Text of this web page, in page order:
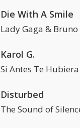
Die With A Smile
Lady Gaga &
Karol G.
Si Antes Te
Disturbed
The Sound of